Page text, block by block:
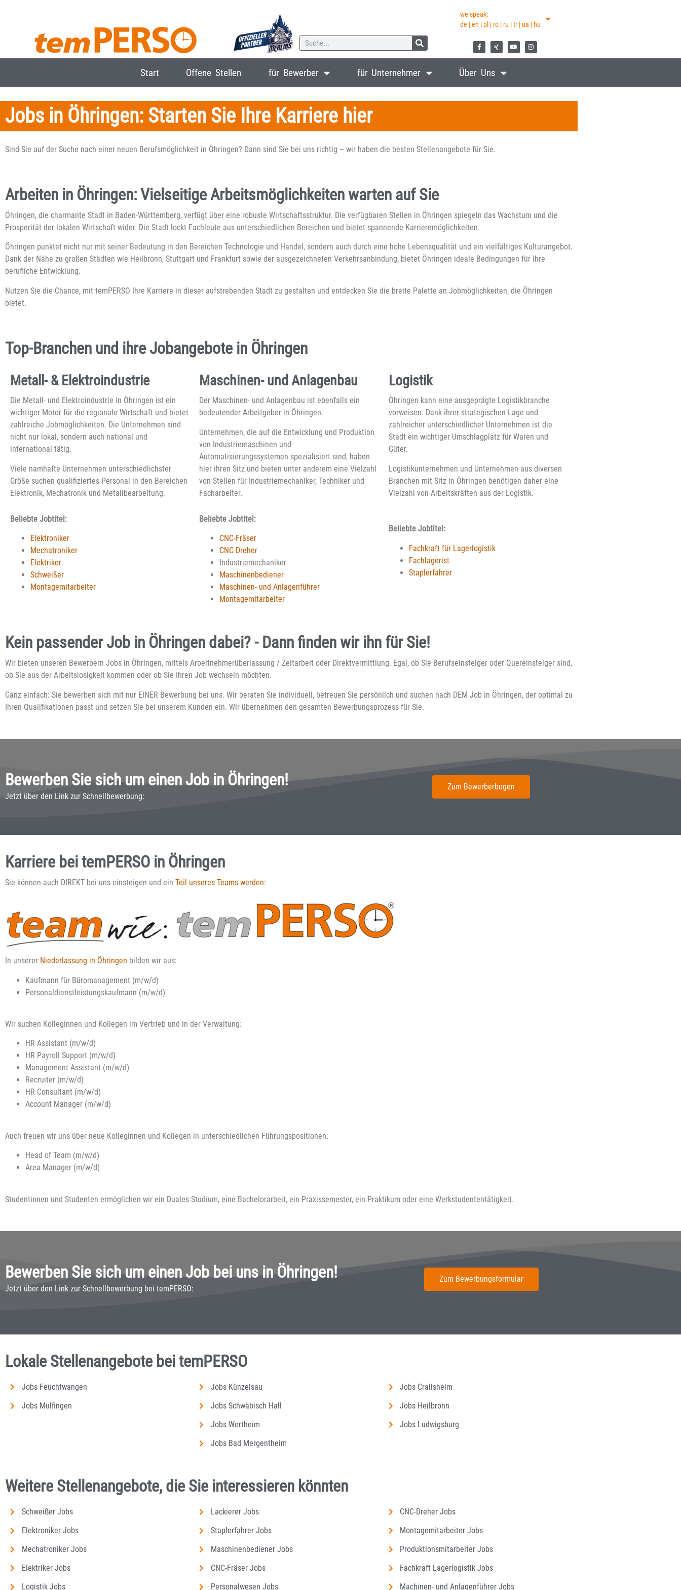
we speak:
de | en | pl | ro | ru | tr | ua | hu
Start Offene Stellen für Bewerber für Unternehmer Über Uns
Jobs in Öhringen: Starten Sie Ihre Karriere hier
Sind Sie auf der Suche nach einer neuen Berufsmöglichkeit in Öhringen? Dann sind Sie bei uns richtig – wir haben die besten Stellenangebote für Sie.
Arbeiten in Öhringen: Vielseitige Arbeitsmöglichkeiten warten auf Sie
Öhringen, die charmante Stadt in Baden-Württemberg, verfügt über eine robuste Wirtschaftsstruktur. Die verfügbaren Stellen in Öhringen spiegeln das Wachstum und die
Prosperität der lokalen Wirtschaft wider. Die Stadt lockt Fachleute aus unterschiedlichen Bereichen und bietet spannende Karrieremöglichkeiten.
Öhringen punktet nicht nur mit seiner Bedeutung in den Bereichen Technologie und Handel, sondern auch durch eine hohe Lebensqualität und ein vielfältiges Kulturangebot.
Dank der Nähe zu großen Städten wie Heilbronn, Stuttgart und Frankfurt sowie der ausgezeichneten Verkehrsanbindung, bietet Öhringen ideale Bedingungen für Ihre
berufliche Entwicklung.
Nutzen Sie die Chance, mit temPERSO Ihre Karriere in dieser aufstrebenden Stadt zu gestalten und entdecken Sie die breite Palette an Jobmöglichkeiten, die Öhringen
bietet.
Top-Branchen und ihre Jobangebote in Öhringen
Metall- & Elektroindustrie
Die Metall- und Elektroindustrie in Öhringen ist ein
wichtiger Motor für die regionale Wirtschaft und bietet
zahlreiche Jobmöglichkeiten. Die Unternehmen sind
nicht nur lokal, sondern auch national und
international tätig.
Viele namhafte Unternehmen unterschiedlichster
Größe suchen qualifiziertes Personal in den Bereichen
Elektronik, Mechatronik und Metallbearbeitung.
Beliebte Jobtitel:
Elektroniker
Mechatroniker
Elektriker
Schweißer
Montagemitarbeiter
Maschinen- und Anlagenbau
Der Maschinen- und Anlagenbau ist ebenfalls ein
bedeutender Arbeitgeber in Öhringen.
Unternehmen, die auf die Entwicklung und Produktion
von Industriemaschinen und
Automatisierungssystemen spezialisiert sind, haben
hier ihren Sitz und bieten unter anderem eine Vielzahl
von Stellen für Industriemechaniker, Techniker und
Facharbeiter.
Beliebte Jobtitel:
CNC-Fräser
CNC-Dreher
Industriemechaniker
Maschinenbediener
Maschinen- und Anlagenführer
Montagemitarbeiter
Logistik
Öhringen kann eine ausgeprägte Logistikbranche
vorweisen. Dank ihrer strategischen Lage und
zahlreicher unterschiedlicher Unternehmen ist die
Stadt ein wichtiger Umschlagplatz für Waren und
Güter.
Logistikunternehmen und Unternehmen aus diversen
Branchen mit Sitz in Öhringen benötigen daher eine
Vielzahl von Arbeitskräften aus der Logistik.
Beliebte Jobtitel:
Fachkraft für Lagerlogistik
Fachlagerist
Staplerfahrer
Kein passender Job in Öhringen dabei? - Dann finden wir ihn für Sie!
Wir bieten unseren Bewerbern Jobs in Öhringen, mittels Arbeitnehmerüberlassung / Zeitarbeit oder Direktvermittlung. Egal, ob Sie Berufseinsteiger oder Quereinsteiger sind,
ob Sie aus der Arbeitslosigkeit kommen oder ob Sie Ihren Job wechseln möchten.
Ganz einfach: Sie bewerben sich mit nur EINER Bewerbung bei uns. Wir beraten Sie individuell, betreuen Sie persönlich und suchen nach DEM Job in Öhringen, der optimal zu
Ihren Qualifikationen passt und setzen Sie bei unserem Kunden ein. Wir übernehmen den gesamten Bewerbungsprozess für Sie.
Bewerben Sie sich um einen Job in Öhringen!
Jetzt über den Link zur Schnellbewerbung:
Zum Bewerberbogen
Karriere bei temPERSO in Öhringen
Sie können auch DIREKT bei uns einsteigen und ein Teil unseres Teams werden:
In unserer Niederlassung in Öhringen bilden wir aus:
Kaufmann für Büromanagement (m/w/d)
Personaldienstleistungskaufmann (m/w/d)
Wir suchen Kolleginnen und Kollegen im Vertrieb und in der Verwaltung:
HR Assistant (m/w/d)
HR Payroll Support (m/w/d)
Management Assistant (m/w/d)
Recruiter (m/w/d)
HR Consultant (m/w/d)
Account Manager (m/w/d)
Auch freuen wir uns über neue Kolleginnen und Kollegen in unterschiedlichen Führungspositionen:
Head of Team (m/w/d)
Area Manager (m/w/d)
Studentinnen und Studenten ermöglichen wir ein Duales Studium, eine Bachelorarbeit, ein Praxissemester, ein Praktikum oder eine Werkstudententätigkeit.
Bewerben Sie sich um einen Job bei uns in Öhringen!
Jetzt über den Link zur Schnellbewerbung bei temPERSO:
Zum Bewerbungsformular
Lokale Stellenangebote bei temPERSO
Jobs Feuchtwangen
Jobs Mulfingen
Jobs Künzelsau
Jobs Schwäbisch Hall
Jobs Wertheim
Jobs Bad Mergentheim
Jobs Crailsheim
Jobs Heilbronn
Jobs Ludwigsburg
Weitere Stellenangebote, die Sie interessieren könnten
Schweißer Jobs
Elektroniker Jobs
Mechatroniker Jobs
Elektriker Jobs
Logistik Jobs
Lackierer Jobs
Staplerfahrer Jobs
Maschinenbediener Jobs
CNC-Fräser Jobs
Personalwesen Jobs
CNC-Dreher Jobs
Montagemitarbeiter Jobs
Produktionsmitarbeiter Jobs
Fachkraft Lagerlogistik Jobs
Machinen- und Anlagenführer Jobs